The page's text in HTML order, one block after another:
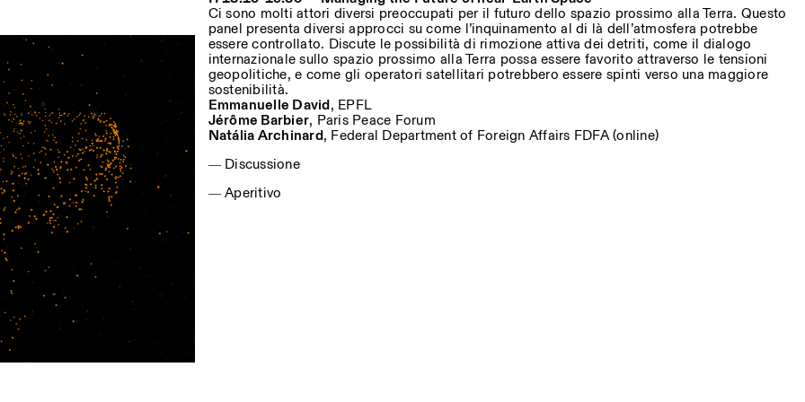
Ci sono molti attori diversi preoccupati per il futuro dello spazio prossimo alla Terra. Questo
panel presenta diversi approcci su come l’inquinamento al di là dell’atmosfera potrebbe
essere controllato. Discute le possibilità di rimozione attiva dei detriti, come il dialogo
internazionale sullo spazio prossimo alla Terra possa essere favorito attraverso le tensioni
geopolitiche, e come gli operatori satellitari potrebbero essere spinti verso una maggiore
sostenibilità.
Emmanuelle David, EPFL
Jérôme Barbier, Paris Peace Forum
Natália Archinard, Federal Department of Foreign Affairs FDFA (online)
― Discussione
― Aperitivo